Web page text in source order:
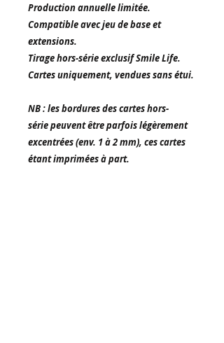
Production annuelle limitée.
Compatible avec jeu de base et
extensions.
Tirage hors-série exclusif Smile Life.
Cartes uniquement, vendues sans étui.
NB : les bordures des cartes hors-
série peuvent être parfois légèrement
excentrées (env. 1 à 2 mm), ces cartes
étant imprimées à part.